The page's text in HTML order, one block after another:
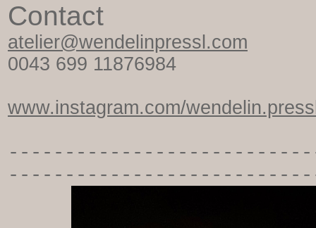
Contact
atelier@wendelinpressl.com
0043 699 11876984
www.instagram.com/
-----------